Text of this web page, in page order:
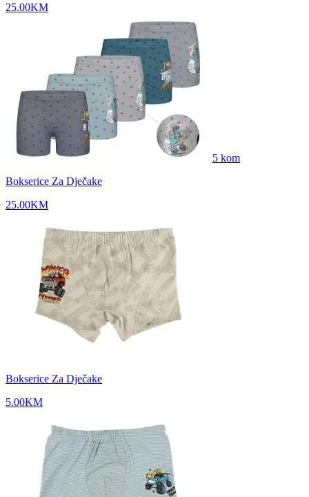
25.00KM
5 kom
Bokserice Za Dječake
25.00KM
Bokserice Za Dječake
5.00KM